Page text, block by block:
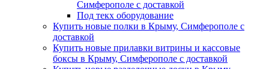
Симферополе с доставкой
Под текх оборудование
Купить новые полки в Крыму, Симферополе с
доставкой
Купить новые прилавки витрины и кассовые
боксы в Крыму, Симферополе с доставкой